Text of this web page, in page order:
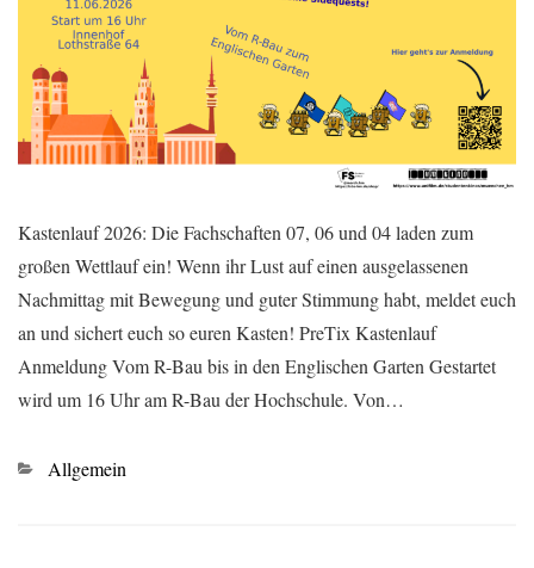
Kastenlauf 2026: Die Fachschaften 07, 06 und 04 laden zum
großen Wettlauf ein! Wenn ihr Lust auf einen ausgelassenen
Nachmittag mit Bewegung und guter Stimmung habt, meldet euch
an und sichert euch so euren Kasten! PreTix Kastenlauf
Anmeldung Vom R-Bau bis in den Englischen Garten Gestartet
wird um 16 Uhr am R-Bau der Hochschule. Von…
Kategorien
Allgemein